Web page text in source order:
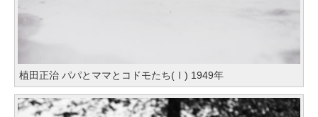
植田正治 パパとママとコドモたち(Ⅰ) 1949年